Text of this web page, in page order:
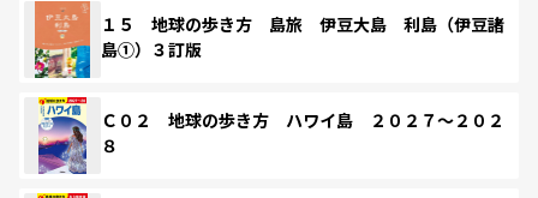
１５ 地球の歩き方 島旅 伊豆大島 利島（伊豆諸
島①）３訂版
Ｃ０２ 地球の歩き方 ハワイ島 ２０２７～２０２
８